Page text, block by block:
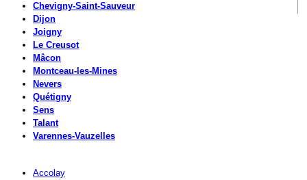
Chevigny-Saint-Sauveur
Dijon
Joigny
Le Creusot
Mâcon
Montceau-les-Mines
Nevers
Quétigny
Sens
Talant
Varennes-Vauzelles
Accolay